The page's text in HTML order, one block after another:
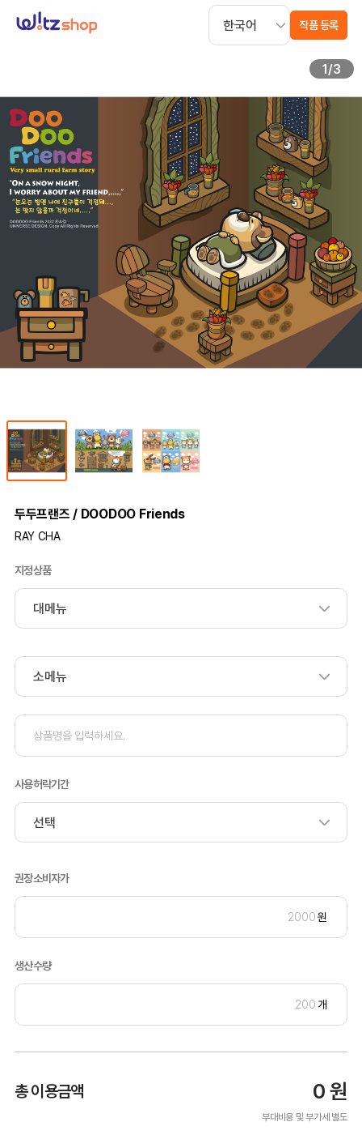
작품 등록
1/3
두두프랜즈 / DOODOO Friends
RAY CHA
지정상품
사용허락기간
권장소비자가
원
생산수량
개
총 이용금액 0 원
부대비용 및 부가세 별도